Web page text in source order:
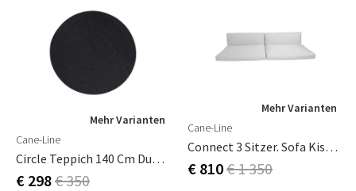
Mehr Varianten
Cane-Line
Circle Teppich 140 Cm Dunkelgrau
€ 298€ 350
Mehr Varianten
Cane-Line
Connect 3 Sitzer. Sofa Kissen Weiß
€ 810€ 1 350